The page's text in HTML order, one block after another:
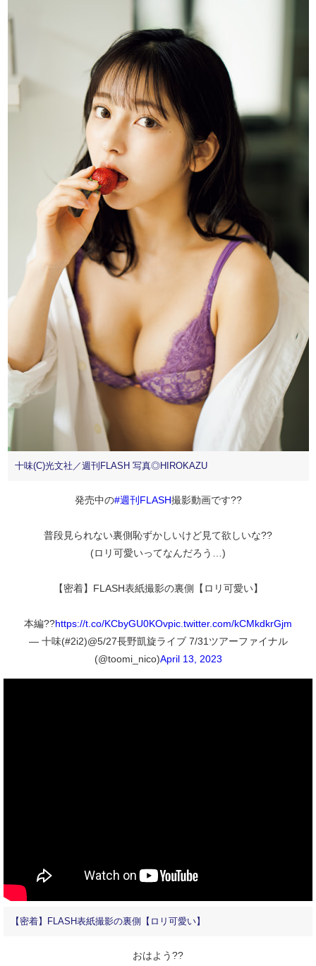
十味(C)光文社／週刊FLASH 写真◎HIROKAZU
発売中の#週刊FLASH撮影動画です??
普段見られない裏側恥ずかしいけど見て欲しいな??
(ロリ可愛いってなんだろう…)
【密着】FLASH表紙撮影の裏側【ロリ可愛い】
本編??https://t.co/KCbyGU0KOvpic.twitter.com/kCMkdkrGjm
— 十味(#2i2)@5/27長野凱旋ライブ 7/31ツアーファイナル
(@toomi_nico)April 13, 2023
【密着】FLASH表紙撮影の裏側【ロリ可愛い】
おはよう??